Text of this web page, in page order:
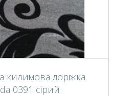
килимова доріжка
0391 сірий